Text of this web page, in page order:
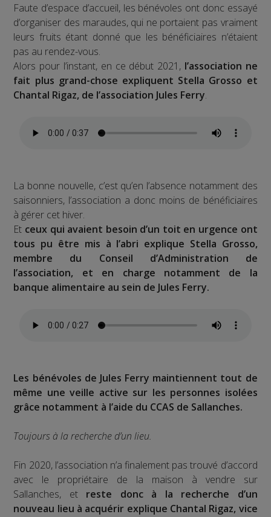
Faute d’espace d’accueil, les bénévoles ont donc essayé
d’organiser des maraudes, qui ne portaient pas vraiment
leurs fruits étant donné que les bénéficiaires n’étaient
pas au rendez-vous.
Alors pour l’instant, en ce début 2021, l’association ne
fait plus grand-chose expliquent Stella Grosso et
Chantal Rigaz, de l’association Jules Ferry.
La bonne nouvelle, c’est qu’en l’absence notamment des
saisonniers, l’association a donc moins de bénéficiaires
à gérer cet hiver.
Et ceux qui avaient besoin d’un toit en urgence ont
tous pu être mis à l’abri explique Stella Grosso,
membre du Conseil d’Administration de
l’association, et en charge notamment de la
banque alimentaire au sein de Jules Ferry.
Les bénévoles de Jules Ferry maintiennent tout de
même une veille active sur les personnes isolées
grâce notamment à l’aide du CCAS de Sallanches.
Toujours à la recherche d’un lieu.
Fin 2020, l’association n’a finalement pas trouvé d’accord
avec le propriétaire de la maison à vendre sur
Sallanches, et reste donc à la recherche d’un
nouveau lieu à acquérir explique Chantal Rigaz, vice